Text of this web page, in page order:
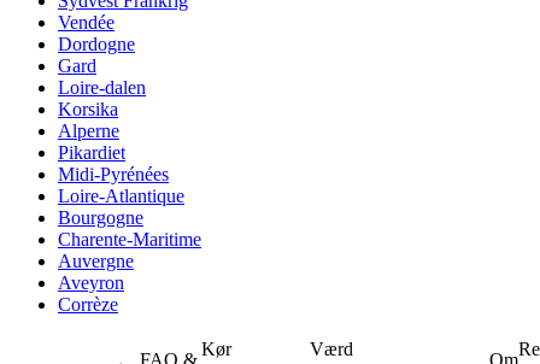
Vendée
Dordogne
Gard
Loire-dalen
Korsika
Alperne
Pikardiet
Midi-Pyrénées
Loire-Atlantique
Bourgogne
Charente-Maritime
Auvergne
Aveyron
Corrèze
FAQ &
Kør
Værd
Om